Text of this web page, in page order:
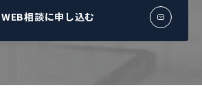
WEB相談に申し込む